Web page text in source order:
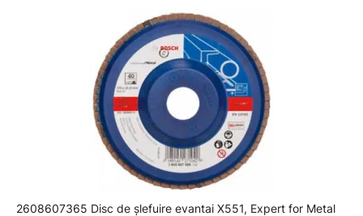
2608607365 Disc de şlefuire evantai X551, Expert for Metal